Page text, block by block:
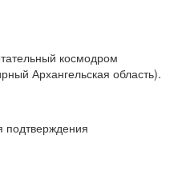
космодром
Архангельская область).